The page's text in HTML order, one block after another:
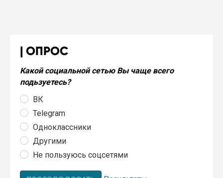
ОПРОС
Какой социальной сетью Вы чаще всего
подьзуетесь?
ВК
Telegram
Одноклассники
Другими
Не пользуюсь соцсетями